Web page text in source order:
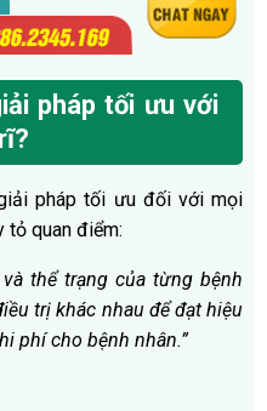
pháp tối ưu với
pháp tối ưu đối với mọi
tỏ quan điểm:
thể trạng của từng bệnh
trị khác nhau để đạt hiệu
phí cho bệnh nhân.”